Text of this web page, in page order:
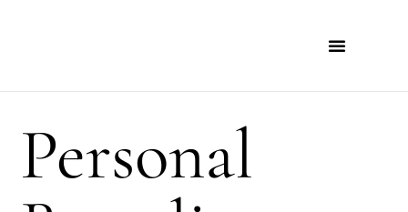
Personal